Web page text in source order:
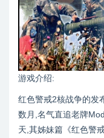
游戏介绍:
红色警戒2核战争的发
数月,名气直追老牌
天,其姊妹篇《红色警